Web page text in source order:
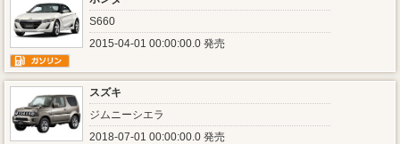
S660
2015-04-01 00:00:00.0 発売
スズキ
ジムニーシエラ
2018-07-01 00:00:00.0 発売